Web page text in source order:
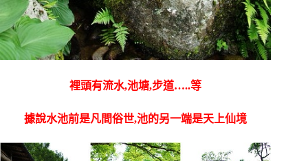
裡頭有流水,池塘,步道…..等
據說水池前是凡間俗世,池的另一端是天上仙境